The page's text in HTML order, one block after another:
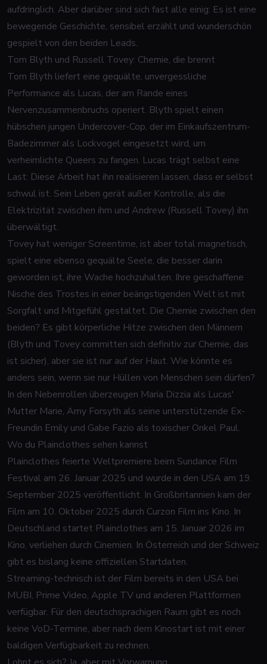
aufdringlich. Aber darüber sind sich fast alle einig: Es ist eine
bewegende Geschichte, sensibel erzählt und wunderschön
gespielt von den beiden Leads.
Tom Blyth und Russell Tovey: Chemie, die brennt
Tom Blyth liefert eine gequälte, unvergessliche
Performance als Lucas, der am Rande eines
Nervenzusammenbruchs operiert. Blyth spielt einen
hübschen jungen Undercover-Cop, der im Einkaufszentrum-
Badezimmer als Lockvogel eingesetzt wird, um
verheimlichte Queers zu fangen. Lucas trägt selbst eine
Last: Diese Arbeit hat ihn realisieren lassen, dass er selbst
schwul ist. Sein Leben gerät außer Kontrolle, als die
Elektrizität zwischen ihm und Andrew (Russell Tovey) ihn
überwältigt.
Tovey hat weniger Screentime, ist aber total magnetisch,
spielt eine ebenso gequälte Seele, die besser darin
geworden ist, ihre Wache hochzuhalten. Ihre geschaffene
Nische des Trostes in einer beängstigenden Welt ist mit
Sorgfalt und Mitgefühl gestaltet. Die Chemie zwischen den
beiden? Es gibt körperliche Hitze zwischen den Männern
(Blyth und Tovey committen sich definitiv zur Chemie, das
ist sicher), aber sie ist nur auf der Haut. Wie könnte es
anders sein, wenn sie nur Hüllen von Menschen sein dürfen?
In den Nebenrollen überzeugen Maria Dizzia als Lucas'
Mutter Marie, Amy Forsyth als seine unterstützende Ex-
Freundin Emily und Gabe Fazio als toxischer Onkel Paul.
Wo du Plainclothes sehen kannst
Plainclothes feierte Weltpremiere beim Sundance Film
Festival am 26. Januar 2025 und wurde in den USA am 19.
September 2025 veröffentlicht. In Großbritannien kam der
Film am 10. Oktober 2025 durch Curzon Film ins Kino. In
Deutschland startet Plainclothes am 15. Januar 2026 im
Kino, verliehen durch Cinemien. In Österreich und der Schweiz
gibt es bislang keine offiziellen Startdaten.
Streaming-technisch ist der Film bereits in den USA bei
MUBI, Prime Video, Apple TV und anderen Plattformen
verfügbar. Für den deutschsprachigen Raum gibt es noch
keine VoD-Termine, aber nach dem Kinostart ist mit einer
baldigen Verfügbarkeit zu rechnen.